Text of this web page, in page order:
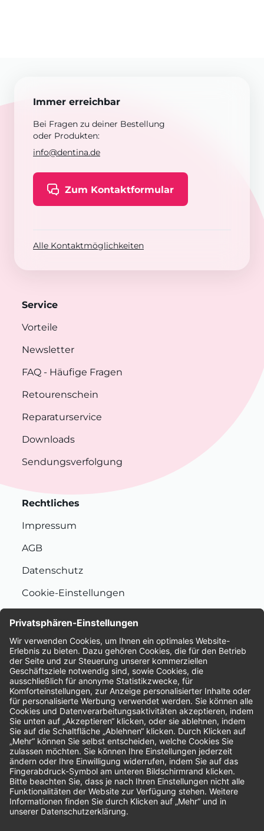
Immer erreichbar
Bei Fragen zu deiner Bestellung
oder Produkten:
info@dentina.de
Zum Kontaktformular
Alle Kontaktmöglichkeiten
Service
Vorteile
Newsletter
FAQ - Häufige Fragen
Retourenschein
Reparaturservice
Downloads
Sendungsverfolgung
Rechtliches
Impressum
AGB
Datenschutz
Cookie-Einstellungen
Bewertungen